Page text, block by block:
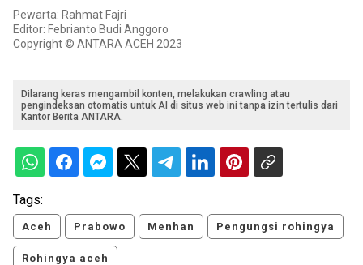
Pewarta: Rahmat Fajri
Editor: Febrianto Budi Anggoro
Copyright © ANTARA ACEH 2023
Dilarang keras mengambil konten, melakukan crawling atau
pengindeksan otomatis untuk AI di situs web ini tanpa izin tertulis dari
Kantor Berita ANTARA.
Tags:
Aceh Prabowo Menhan Pengungsi rohingya
Rohingya aceh